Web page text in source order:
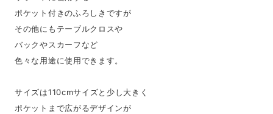
ポケット付きのふろしきですが
その他にもテーブルクロスや
バックやスカーフなど
色々な用途に使用できます。
サイズは110cmサイズと少し大きく
ポケットまで広がるデザインが